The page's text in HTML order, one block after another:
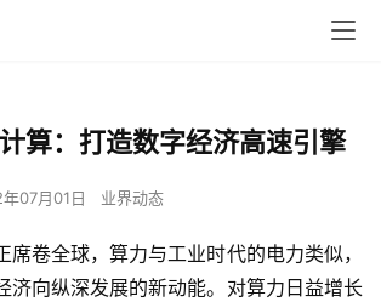
算：打造数字经济高速引擎
07月01日 业界动态
席卷全球，算力与工业时代的电力类似，
济向纵深发展的新动能。对算力日益增长